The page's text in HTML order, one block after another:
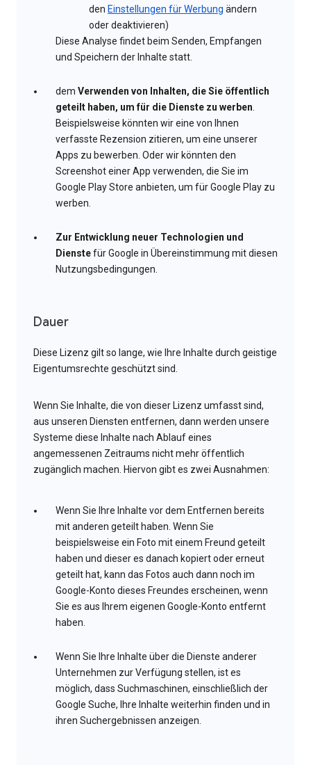
den Einstellungen für Werbung ändern
oder deaktivieren)
Diese Analyse findet beim Senden, Empfangen
und Speichern der Inhalte statt.
dem Verwenden von Inhalten, die Sie öffentlich
geteilt haben, um für die Dienste zu werben.
Beispielsweise könnten wir eine von Ihnen
verfasste Rezension zitieren, um eine unserer
Apps zu bewerben. Oder wir könnten den
Screenshot einer App verwenden, die Sie im
Google Play Store anbieten, um für Google Play zu
werben.
Zur Entwicklung neuer Technologien und
Dienstefür Google in Übereinstimmung mit diesen
Nutzungsbedingungen.
Dauer
Diese Lizenz gilt so lange, wie Ihre Inhalte durch geistige
Eigentumsrechte geschützt sind.
Wenn Sie Inhalte, die von dieser Lizenz umfasst sind,
aus unseren Diensten entfernen, dann werden unsere
Systeme diese Inhalte nach Ablauf eines
angemessenen Zeitraums nicht mehr öffentlich
zugänglich machen. Hiervon gibt es zwei Ausnahmen:
Wenn Sie Ihre Inhalte vor dem Entfernen bereits
mit anderen geteilt haben. Wenn Sie
beispielsweise ein Foto mit einem Freund geteilt
haben und dieser es danach kopiert oder erneut
geteilt hat, kann das Fotos auch dann noch im
Google-Konto dieses Freundes erscheinen, wenn
Sie es aus Ihrem eigenen Google-Konto entfernt
haben.
Wenn Sie Ihre Inhalte über die Dienste anderer
Unternehmen zur Verfügung stellen, ist es
möglich, dass Suchmaschinen, einschließlich der
Google Suche, Ihre Inhalte weiterhin finden und in
ihren Suchergebnissen anzeigen.